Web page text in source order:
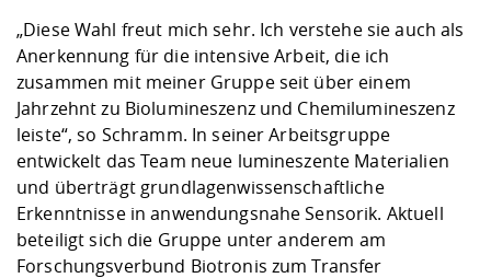
„Diese Wahl freut mich sehr. Ich verstehe sie auch als
Anerkennung für die intensive Arbeit, die ich
zusammen mit meiner Gruppe seit über einem
Jahrzehnt zu Biolumineszenz und Chemilumineszenz
leiste“, so Schramm. In seiner Arbeitsgruppe
entwickelt das Team neue lumineszente Materialien
und überträgt grundlagenwissenschaftliche
Erkenntnisse in anwendungsnahe Sensorik. Aktuell
beteiligt sich die Gruppe unter anderem am
Forschungsverbund Biotronis zum Transfer